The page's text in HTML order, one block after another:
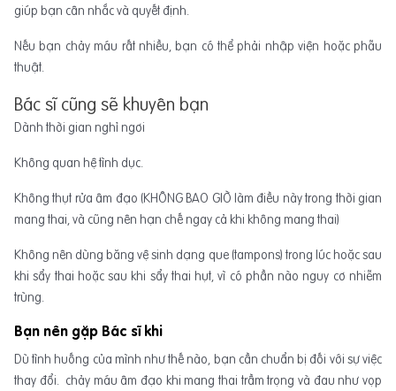
giúp bạn cân nhắc và quyết định.
Nếu bạn chảy máu rất nhiều, bạn có thể phải nhập viện hoặc phẫu
thuật.
Bác sĩ cũng sẽ khuyên bạn
Dành thời gian nghỉ ngơi
Không quan hệ tình dục.
Không thụt rửa âm đạo (KHÔNG BAO GIỜ làm điều này trong thời gian
mang thai, và cũng nên hạn chế ngay cả khi không mang thai)
Không nên dùng băng vệ sinh dạng que (tampons) trong lúc hoặc sau
khi sẩy thai hoặc sau khi sẩy thai hụt, vì có phần nào nguy cơ nhiễm
trùng.
Bạn nên gặp Bác sĩ khi
Dù tình huống của mình như thế nào, bạn cần chuẩn bị đối với sự việc
thay đổi. chảy máu âm đạo khi mang thai trầm trọng và đau như vọp